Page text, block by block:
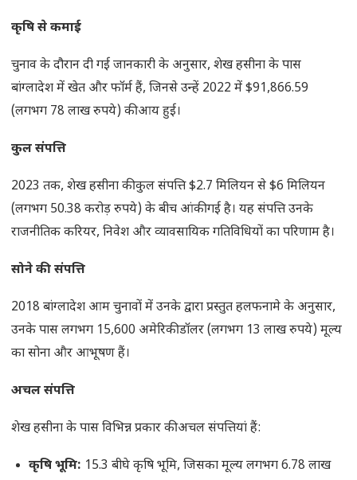
कृषि से कमाई
चुनाव के दौरान दी गई जानकारी के अनुसार, शेख हसीना के पास
बांग्लादेश में खेत और फॉर्म हैं, जिनसे उन्हें 2022 में $91,866.59
(लगभग 78 लाख रुपये) की आय हुई।
कुल संपत्ति
2023 तक, शेख हसीना की कुल संपत्ति $2.7 मिलियन से $6 मिलियन
(लगभग 50.38 करोड़ रुपये) के बीच आंकी गई है। यह संपत्ति उनके
राजनीतिक करियर, निवेश और व्यावसायिक गतिविधियों का परिणाम है।
सोने की संपत्ति
2018 बांग्लादेश आम चुनावों में उनके द्वारा प्रस्तुत हलफनामे के अनुसार,
उनके पास लगभग 15,600 अमेरिकी डॉलर (लगभग 13 लाख रुपये) मूल्य
का सोना और आभूषण हैं।
अचल संपत्ति
शेख हसीना के पास विभिन्न प्रकार की अचल संपत्तियां हैं:
कृषि भूमि: 15.3 बीघे कृषि भूमि, जिसका मूल्य लगभग 6.78 लाख